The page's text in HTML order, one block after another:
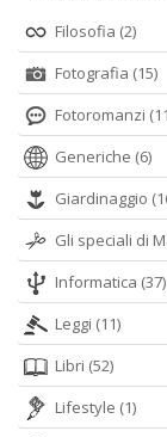
Filosofia (2)
Fotografia (15)
Fotoromanzi
Generiche (6)
Giardinaggio
Gli speciali di
Informatica (37)
Leggi (11)
Libri (52)
Lifestyle (1)